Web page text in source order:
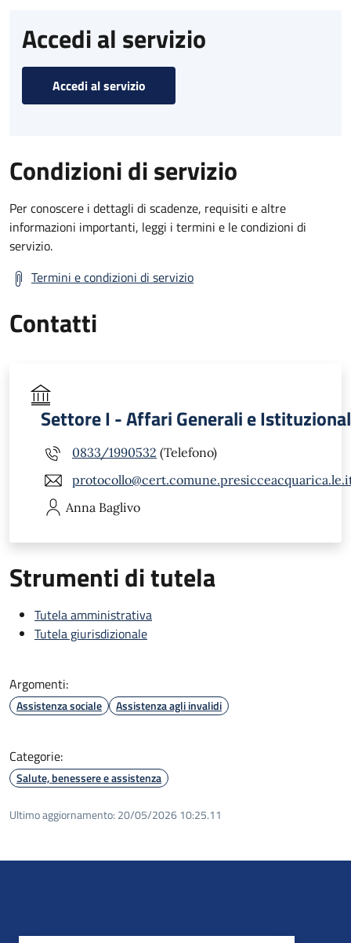
Accedi al servizio
Accedi al servizio
Condizioni di servizio
Per conoscere i dettagli di scadenze, requisiti e altre
informazioni importanti, leggi i termini e le condizioni di
servizio.
Termini e condizioni di servizio
Contatti
Settore I - Affari Generali e
0833/1990532 (Telefono)
Anna Baglivo
Strumenti di tutela
Tutela amministrativa
Tutela giurisdizionale
Argomenti:
Assistenza sociale Assistenza agli invalidi
Categorie:
Salute, benessere e assistenza
Ultimo aggiornamento: 20/05/2026 10:25.11